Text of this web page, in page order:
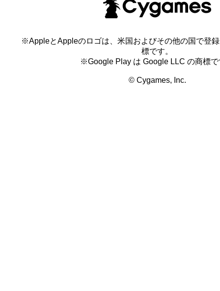
※AppleとAppleのロゴは、米国およびその他の国で登
標です。
※Google Play は Google LLC の商標で
© Cygames, Inc.